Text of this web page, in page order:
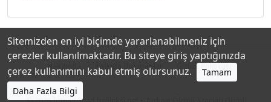
Hakkında Katkıda Bulunanlar Gizlilik Politikası
Sitemizden en iyi biçimde yararlanabilmeniz için
çerezler kullanılmaktadır. Bu siteye giriş yaptığınızda
çerez kullanımını kabul etmiş olursunuz.
Tamam
Daha Fazla Bilgi